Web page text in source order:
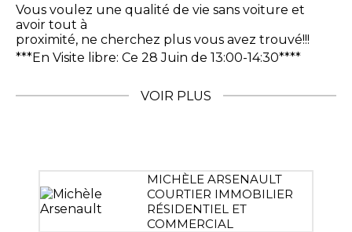
Vous voulez une qualité de vie sans voiture et
avoir tout à
proximité, ne cherchez plus vous avez trouvé!!!
***En Visite libre: Ce 28 Juin de 13:00-14:30****
VOIR PLUS
MICHÈLE ARSENAULT
COURTIER IMMOBILIER
RÉSIDENTIEL ET
COMMERCIAL